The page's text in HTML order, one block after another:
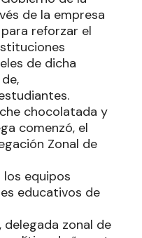
de la empresa
reforzar el
de dicha
chocolatada y
comenzó, el
Zonal de
equipos
educativos de
delegada zonal de